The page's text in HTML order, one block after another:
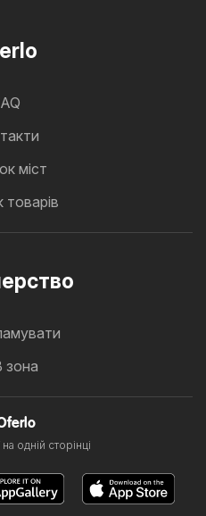
міст
зона
одній сторінці